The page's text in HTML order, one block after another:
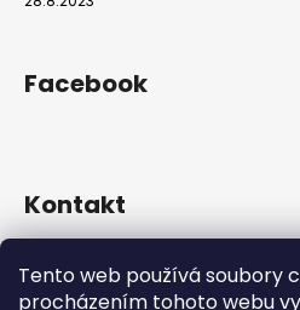
Tento web používá soubory
procházením tohoto webu
Facebook
Kontakt
+420 739 522 572